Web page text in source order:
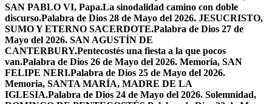
SAN PABLO VI, Papa.La sinodalidad camino con doble
discurso.Palabra de Dios 28 de Mayo del 2026. JESUCRISTO,
SUMO Y ETERNO SACERDOTE.Palabra de Dios 27 de
Mayo del 2026. SAN AGUSTÍN DE
CANTERBURY.Pentecostés una fiesta a la que pocos
van.Palabra de Dios 26 de Mayo del 2026. Memoria, SAN
FELIPE NERI.Palabra de Dios 25 de Mayo del 2026.
Memoria, SANTA MARÍA, MADRE DE LA
IGLESIA.Palabra de Dios 24 de Mayo del 2026. Solemnidad,